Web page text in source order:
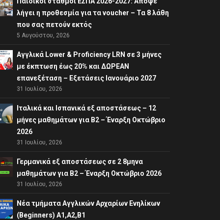
λήγει η προθεσμία για τα voucher – Τα 8 λάθη
που σας πετούν εκτός
5 Αυγούστου, 2026
Αγγλικά Lower & Proficiency LRN σε 3 μήνες
με έκπτωση έως 20% και ΔΩΡΕΑΝ
επανεξέταση – Εξετάσεις Ιανουάριο 2027
31 Ιουλίου, 2026
Ιταλικά και Ισπανικά εξ αποστάσεως – 12
μήνες μαθημάτων για B2 – Έναρξη Οκτώβριο
2026
31 Ιουλίου, 2026
Γερμανικά εξ αποστάσεως σε 2 8μηνα
μαθημάτων για Β2 – Έναρξη Οκτώβριο 2026
31 Ιουλίου, 2026
Νέα τμήματα Αγγλικών Αρχαρίων Ενηλίκων
(Beginners) A1,A2,B1